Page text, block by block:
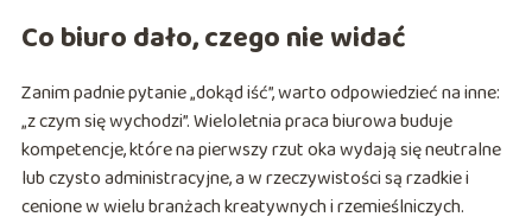
Co biuro dało, czego nie widać
Zanim padnie pytanie „dokąd iść”, warto odpowiedzieć na inne:
„z czym się wychodzi”. Wieloletnia praca biurowa buduje
kompetencje, które na pierwszy rzut oka wydają się neutralne
lub czysto administracyjne, a w rzeczywistości są rzadkie i
cenione w wielu branżach kreatywnych i rzemieślniczych.